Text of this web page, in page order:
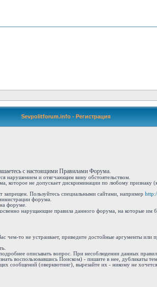
Sevpolitforum.info - Регистрация
с настоящими Правилами Форума.
нарушением и отягчающим вину обстоятельством.
не допускает дискриминации по любому признаку
запрещен. Пользуйтесь специальными сайтами, например
форума.
форуме.
нарущающие правила данного форума, на которые
чем-то не устраивает, приведите достойные аргументы
описывать вопрос. При несоблюдении данных
воспользовавшись Поиском) - пишите в нее, дубликаты тем
сообщений (оверквотинг), вырезайте их - никому не